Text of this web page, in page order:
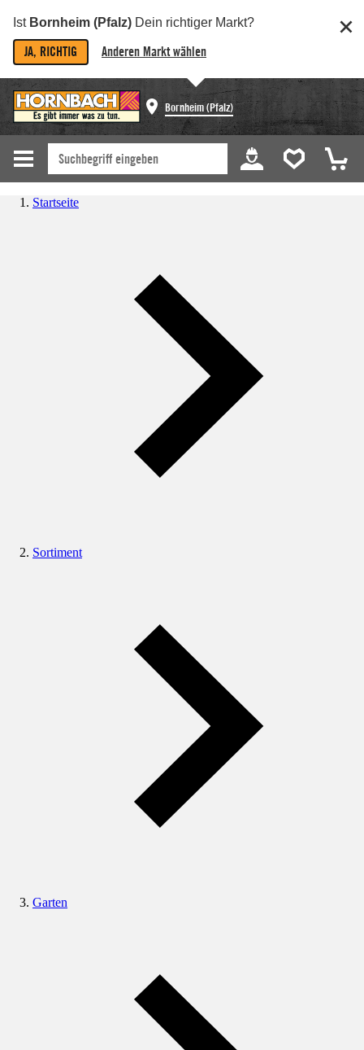
Ist Bornheim (Pfalz) Dein richtiger Markt?
JA, RICHTIG Anderen Markt wählen
Bornheim (Pfalz)
Startseite
Sortiment
Garten